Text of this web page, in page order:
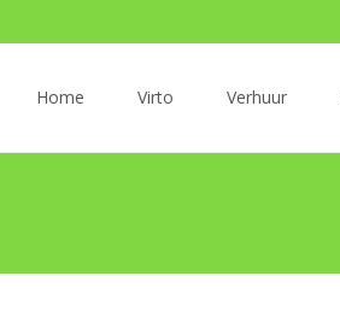
naar
inhoud
Home Virto Verhuur